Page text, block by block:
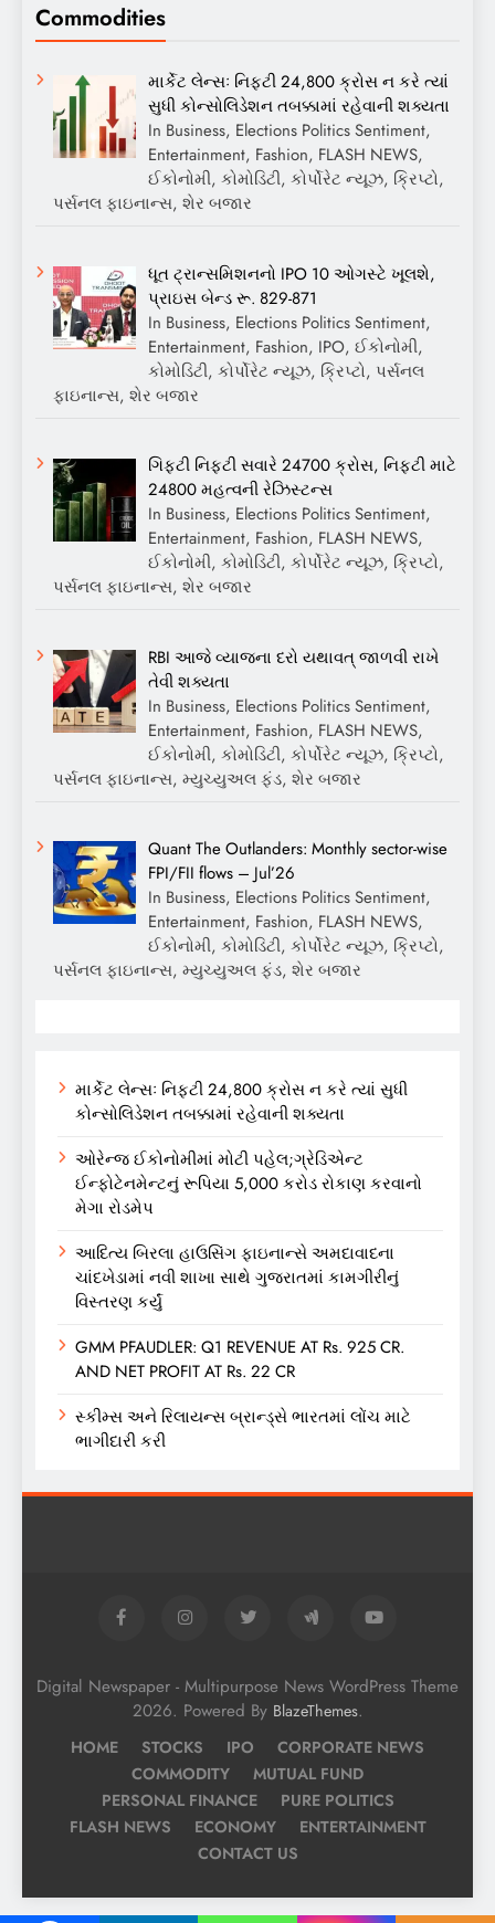
Commodities
માર્કેટ લેન્સઃ નિફ્ટી 24,800 ક્રોસ ન કરે ત્યાં
સુધી કોન્સોલિડેશન તબક્કામાં રહેવાની શક્યતા
In Business, Elections Politics Sentiment,
Entertainment, Fashion, FLASH NEWS,
ઈકોનોમી, કોમોડિટી, કોર્પોરેટ ન્યૂઝ, ક્રિપ્ટો,
પર્સનલ ફાઇનાન્સ, શેર બજાર
ધૂત ટ્રાન્સમિશનનો IPO 10 ઓગસ્ટે ખૂલશે,
પ્રાઇસ બેન્ડ રૂ. 829-871
In Business, Elections Politics Sentiment,
Entertainment, Fashion, IPO, ઈકોનોમી,
કોમોડિટી, કોર્પોરેટ ન્યૂઝ, ક્રિપ્ટો, પર્સનલ
ફાઇનાન્સ, શેર બજાર
ગિફ્ટી નિફ્ટી સવારે 24700 ક્રોસ, નિફ્ટી માટે
24800 મહત્વની રેઝિસ્ટન્સ
In Business, Elections Politics Sentiment,
Entertainment, Fashion, FLASH NEWS,
ઈકોનોમી, કોમોડિટી, કોર્પોરેટ ન્યૂઝ, ક્રિપ્ટો,
પર્સનલ ફાઇનાન્સ, શેર બજાર
RBI આજે વ્યાજના દરો યથાવત્ જાળવી રાખે
તેવી શક્યતા
In Business, Elections Politics Sentiment,
Entertainment, Fashion, FLASH NEWS,
ઈકોનોમી, કોમોડિટી, કોર્પોરેટ ન્યૂઝ, ક્રિપ્ટો,
પર્સનલ ફાઇનાન્સ, મ્યુચ્યુઅલ ફંડ, શેર બજાર
Quant The Outlanders: Monthly sector-wise
FPI/FII flows – Jul’26
In Business, Elections Politics Sentiment,
Entertainment, Fashion, FLASH NEWS,
ઈકોનોમી, કોમોડિટી, કોર્પોરેટ ન્યૂઝ, ક્રિપ્ટો,
પર્સનલ ફાઇનાન્સ, મ્યુચ્યુઅલ ફંડ, શેર બજાર
માર્કેટ લેન્સઃ નિફ્ટી 24,800 ક્રોસ ન કરે ત્યાં સુધી
કોન્સોલિડેશન તબક્કામાં રહેવાની શક્યતા
ઓરેન્જ ઈકોનોમીમાં મોટી પહેલ;ગ્રેડિએન્ટ
ઈન્ફોટેનમેન્ટનું રૂપિયા 5,000 કરોડ રોકાણ કરવાનો
મેગા રોડમેપ
આદિત્ય બિરલા હાઉસિંગ ફાઇનાન્સે અમદાવાદના
ચાંદખેડામાં નવી શાખા સાથે ગુજરાતમાં કામગીરીનું
વિસ્તરણ કર્યું
GMM PFAUDLER: Q1 REVENUE AT Rs. 925 CR.
AND NET PROFIT AT Rs. 22 CR
સ્કીમ્સ અને રિલાયન્સ બ્રાન્ડ્સે ભારતમાં લોંચ માટે
ભાગીદારી કરી
Digital Newspaper - Multipurpose News WordPress Theme
2026. Powered By BlazeThemes.
HOME STOCKS IPO
CORPORATE NEWS
COMMODITY
MUTUAL FUND
PERSONAL FINANCE
PURE POLITICS
FLASH NEWS
ECONOMY
ENTERTAINMENT
CONTACT US